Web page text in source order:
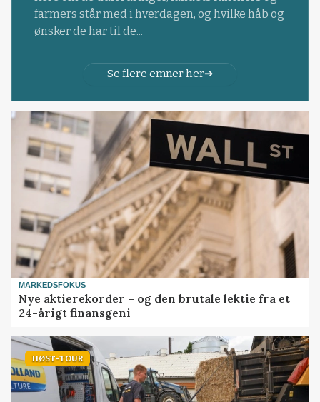
farmers står med i hverdagen, og hvilke håb og
ønsker de har til de...
Se flere emner her
MARKEDSFOKUS
Nye aktierekorder – og den brutale lektie fra et
24-årigt finansgeni
HØST-TOUR